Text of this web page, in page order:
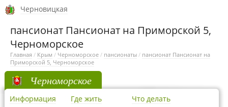
Черновицкая
пансионат Пансионат на Приморской 5,
Черноморское
Главная / Крым / Черноморское / пансионаты / пансионат Пансионат на
Приморской 5, Черноморское
Черноморское
Информация Где жить Что делать